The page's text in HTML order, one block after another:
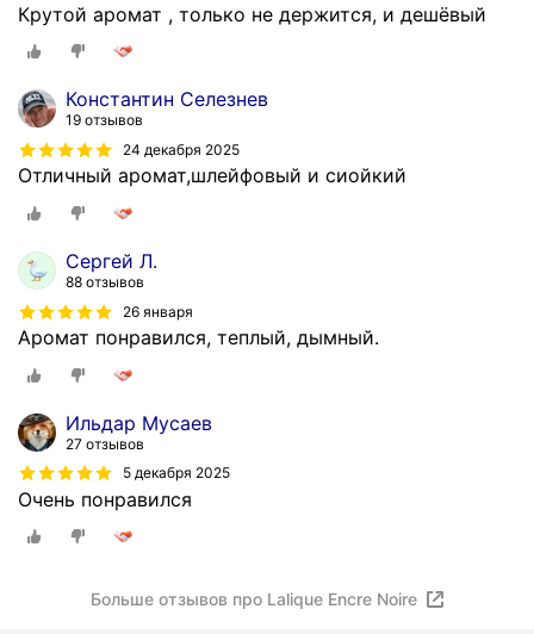
Крутой аромат , только не держится, и дешёвый
Константин Селезнев
19 отзывов
24 декабря 2025
Отличный аромат,шлейфовый и сиойкий
Сергей Л.
88 отзывов
26 января
Аромат понравился, теплый, дымный.
Ильдар Мусаев
27 отзывов
5 декабря 2025
Очень понравился
Больше отзывов про Lalique Encre Noire